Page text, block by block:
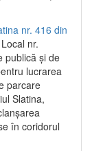
nr. 416 din
nr.
publică și de
lucrarea
parcare
Slatina,
în coridorul